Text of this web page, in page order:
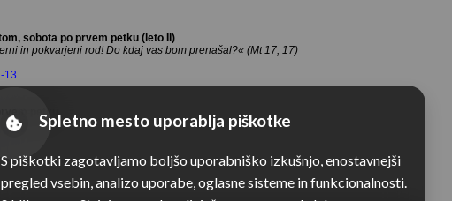
Spletno mesto uporablja piškotke
S piškotki zagotavljamo boljšo uporabniško izkušnjo, enostavnejši
pregled vsebin, analizo uporabe, oglasne sisteme in funkcionalnosti.